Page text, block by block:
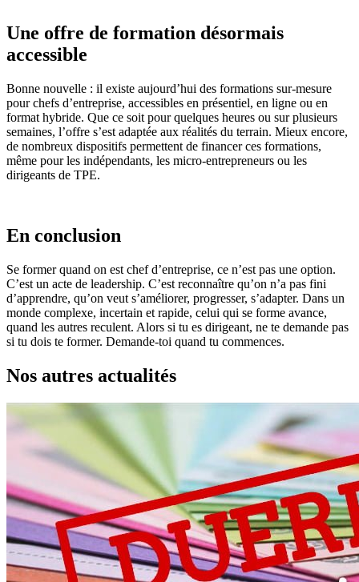
Une offre de formation désormais
accessible
Bonne nouvelle : il existe aujourd’hui des formations sur-mesure
pour chefs d’entreprise, accessibles en présentiel, en ligne ou en
format hybride. Que ce soit pour quelques heures ou sur plusieurs
semaines, l’offre s’est adaptée aux réalités du terrain. Mieux encore,
de nombreux dispositifs permettent de financer ces formations,
même pour les indépendants, les micro-entrepreneurs ou les
dirigeants de TPE.
En conclusion
Se former quand on est chef d’entreprise, ce n’est pas une option.
C’est un acte de leadership. C’est reconnaître qu’on n’a pas fini
d’apprendre, qu’on veut s’améliorer, progresser, s’adapter. Dans un
monde complexe, incertain et rapide, celui qui se forme avance,
quand les autres reculent. Alors si tu es dirigeant, ne te demande pas
si tu dois te former. Demande-toi quand tu commences.
Nos autres actualités